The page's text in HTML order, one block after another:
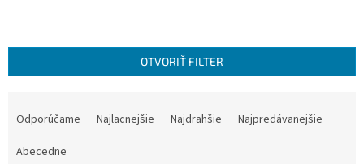
OTVORIŤ FILTER
Odporúčame Najlacnejšie Najdrahšie
Najpredávanejšie
Abecedne